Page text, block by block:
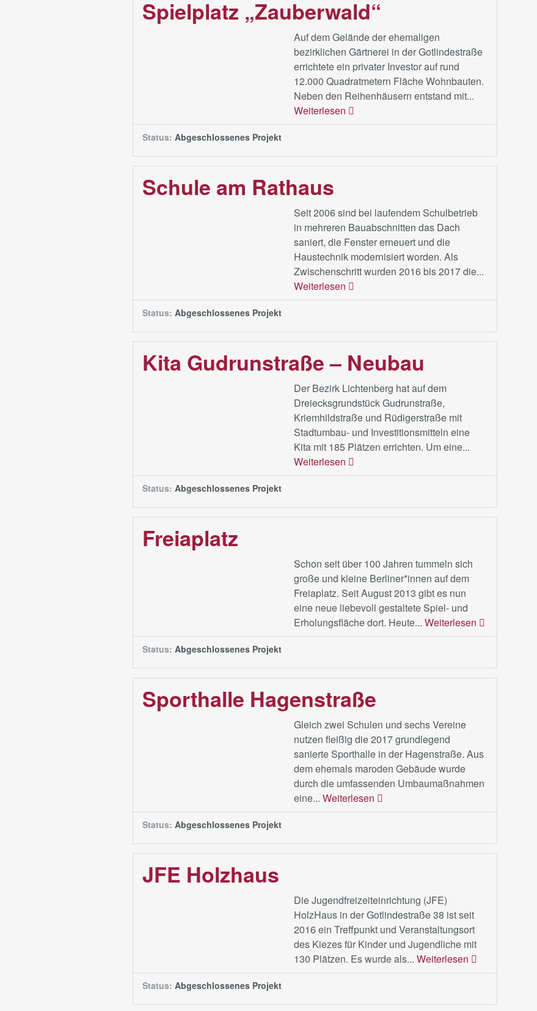
Spielplatz „Zauberwald“
Auf dem Gelände der ehemaligen
bezirklichen Gärtnerei in der Gotlindestraße
errichtete ein privater Investor auf rund
12.000 Quadratmetern Fläche Wohnbauten.
Neben den Reihenhäusern entstand mit...
Weiterlesen
Status: Abgeschlossenes Projekt
Schule am Rathaus
Seit 2006 sind bei laufendem Schulbetrieb
in mehreren Bauabschnitten das Dach
saniert, die Fenster erneuert und die
Haustechnik modernisiert worden. Als
Zwischenschritt wurden 2016 bis 2017 die...
Weiterlesen
Status: Abgeschlossenes Projekt
Kita Gudrunstraße – Neubau
Der Bezirk Lichtenberg hat auf dem
Dreiecksgrundstück Gudrunstraße,
Kriemhildstraße und Rüdigerstraße mit
Stadtumbau- und Investitionsmitteln eine
Kita mit 185 Plätzen errichten. Um eine...
Weiterlesen
Status: Abgeschlossenes Projekt
Freiaplatz
Schon seit über 100 Jahren tummeln sich
große und kleine Berliner*innen auf dem
Freiaplatz. Seit August 2013 gibt es nun
eine neue liebevoll gestaltete Spiel- und
Erholungsfläche dort. Heute... Weiterlesen
Status: Abgeschlossenes Projekt
Sporthalle Hagenstraße
Gleich zwei Schulen und sechs Vereine
nutzen fleißig die 2017 grundlegend
sanierte Sporthalle in der Hagenstraße. Aus
dem ehemals maroden Gebäude wurde
durch die umfassenden Umbaumaßnahmen
eine... Weiterlesen
Status: Abgeschlossenes Projekt
JFE Holzhaus
Die Jugendfreizeiteinrichtung (JFE)
HolzHaus in der Gotlindestraße 38 ist seit
2016 ein Treffpunkt und Veranstaltungsort
des Kiezes für Kinder und Jugendliche mit
130 Plätzen. Es wurde als... Weiterlesen
Status: Abgeschlossenes Projekt